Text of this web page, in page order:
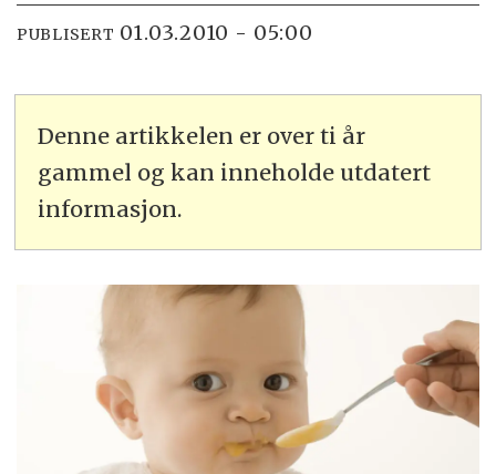
PUBLISERT 01.03.2010 - 05:00
Denne artikkelen er over ti år
gammel og kan inneholde utdatert
informasjon.